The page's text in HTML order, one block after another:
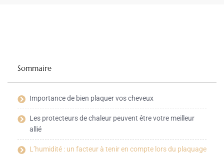
Sommaire
Importance de bien plaquer vos cheveux
Les protecteurs de chaleur peuvent être votre meilleur
allié
L’humidité : un facteur à tenir en compte lors du plaquage